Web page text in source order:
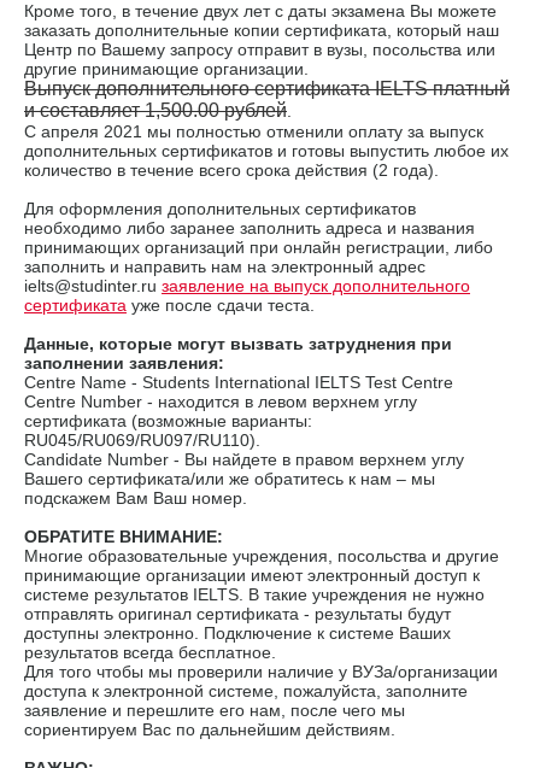
Кроме того, в течение двух лет с даты экзамена Вы можете
заказать дополнительные копии сертификата, который наш
Центр по Вашему запросу отправит в вузы, посольства или
другие принимающие организации.
Выпуск дополнительного сертификата IELTS платный
и составляет 1,500.00 рублей
С апреля 2021 мы полностью отменили оплату за выпуск
дополнительных сертификатов и готовы выпустить любое их
количество в течение всего срока действия (2 года).
Для оформления дополнительных сертификатов
необходимо либо заранее заполнить адреса и названия
принимающих организаций при онлайн регистрации, либо
заполнить и направить нам на электронный адрес
ielts@studinter.ru заявление на выпуск дополнительного
сертификата уже после сдачи теста.
Данные, которые могут вызвать затруднения при
заполнении заявления:
Сentre Name - Students International IELTS Test Centre
Centre Number - находится в левом верхнем углу
сертификата (возможные варианты:
RU045/RU069/RU097/RU110).
Candidate Number - Вы найдете в правом верхнем углу
Вашего сертификата/или же обратитесь к нам – мы
подскажем Вам Ваш номер.
ОБРАТИТЕ ВНИМАНИЕ:
Многие образовательные учреждения, посольства и другие
принимающие организации имеют электронный доступ к
системе результатов IELTS. В такие учреждения не нужно
отправлять оригинал сертификата - результаты будут
доступны электронно. Подключение к системе Ваших
результатов всегда бесплатное.
Для того чтобы мы проверили наличие у ВУЗа/организации
доступа к электронной системе, пожалуйста, заполните
заявление и перешлите его нам, после чего мы
сориентируем Вас по дальнейшим действиям.